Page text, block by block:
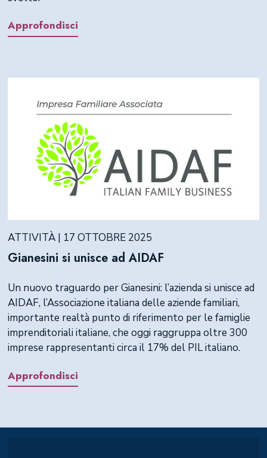
Approfondisci
ATTIVITÀ | 17 OTTOBRE 2025
Gianesini si unisce ad AIDAF
Un nuovo traguardo per Gianesini: l’azienda si unisce ad
AIDAF, l’Associazione italiana delle aziende familiari,
importante realtà punto di riferimento per le famiglie
imprenditoriali italiane, che oggi raggruppa oltre 300
imprese rappresentanti circa il 17% del PIL italiano.
Approfondisci